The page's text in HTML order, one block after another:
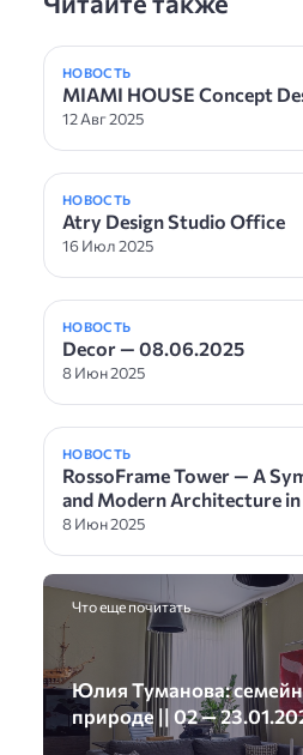
НОВОСТЬ
MIAMI HOUSE Concept
12 Авг 2025
НОВОСТЬ
Atry Design Studio Office
16 Июл 2025
НОВОСТЬ
Decor — 08.06.2025
8 Июн 2025
НОВОСТЬ
RossoFrame Tower — A
and Modern Architecture
8 Июн 2025
Что еще почитать
Юлия Туманова:
природе || 02 —